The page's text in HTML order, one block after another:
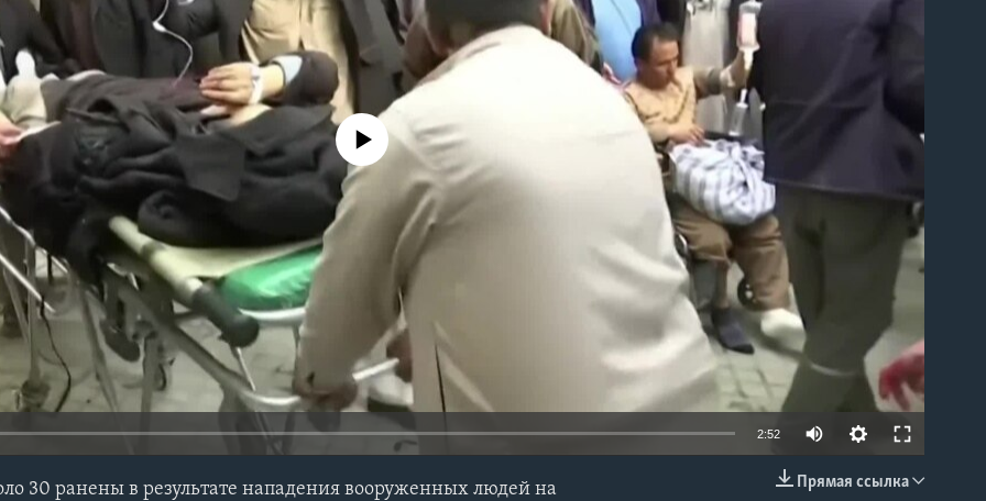
No media source currently available
2:52
Прямая ссылка
30 ранены в результате нападения вооруженных людей на